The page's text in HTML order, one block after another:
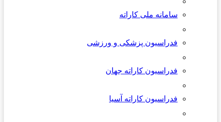
سامانه ملی کاراته
فدراسیون پزشکی و ورزشی
فدراسیون کاراته جهان
فدراسیون کاراته آسیا